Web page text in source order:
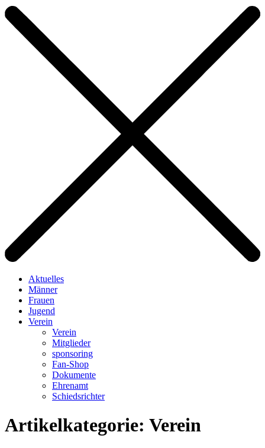
Aktuelles
Männer
Frauen
Jugend
Verein
Verein
Mitglieder
sponsoring
Fan-Shop
Dokumente
Ehrenamt
Schiedsrichter
Artikelkategorie: Verein